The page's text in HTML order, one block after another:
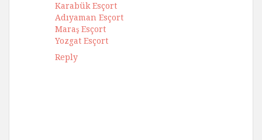
Karabük Esçort
Adıyaman Esçort
Maraş Esçort
Yozgat Esçort
Reply